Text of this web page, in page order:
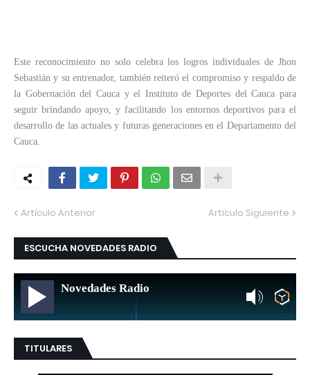
Este reconocimiento no solo celebra los logros individuales de Jhon
Sebastián y su entrenador, también reiteró el compromiso y respaldo de
la Gobernación del Cauca y el Instituto de Deportes del Cauca para
seguir brindando apoyo, y facilitando los entornos deportivos para el
desarrollo de las actuales y futuras generaciones en el Departamento del
Cauca.
Artículo Anterior Artículo Siguiente
ESCUCHA NOVEDADES RADIO
Novedades Radio
TITULARES